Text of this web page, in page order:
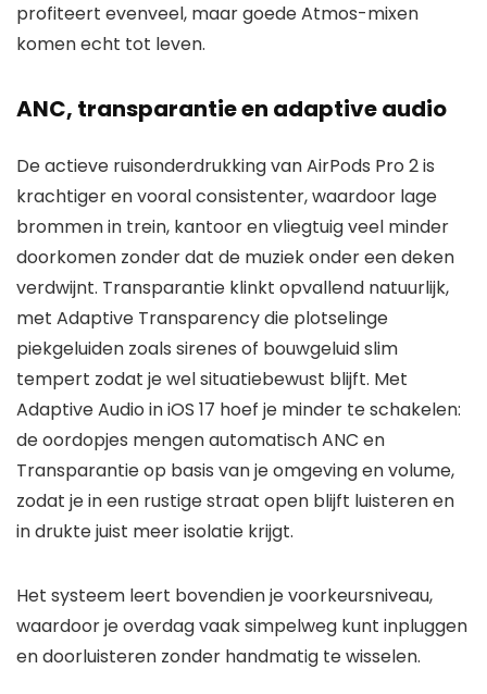
profiteert evenveel, maar goede Atmos-mixen
komen echt tot leven.
ANC, transparantie en adaptive audio
De actieve ruisonderdrukking van AirPods Pro 2 is
krachtiger en vooral consistenter, waardoor lage
brommen in trein, kantoor en vliegtuig veel minder
doorkomen zonder dat de muziek onder een deken
verdwijnt. Transparantie klinkt opvallend natuurlijk,
met Adaptive Transparency die plotselinge
piekgeluiden zoals sirenes of bouwgeluid slim
tempert zodat je wel situatiebewust blijft. Met
Adaptive Audio in iOS 17 hoef je minder te schakelen:
de oordopjes mengen automatisch ANC en
Transparantie op basis van je omgeving en volume,
zodat je in een rustige straat open blijft luisteren en
in drukte juist meer isolatie krijgt.
Het systeem leert bovendien je voorkeursniveau,
waardoor je overdag vaak simpelweg kunt inpluggen
en doorluisteren zonder handmatig te wisselen.